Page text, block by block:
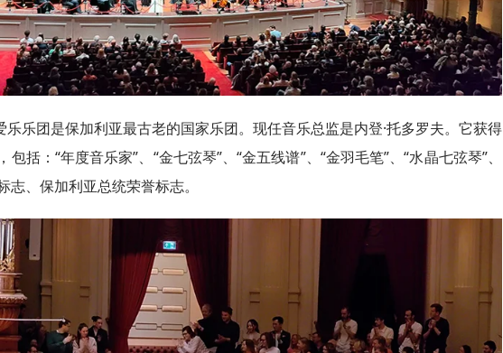
乐乐团是保加利亚最古老的国家乐团。现任音乐总监是内登·托多罗夫。它获得
包括：“年度音乐家”、“金七弦琴”、“金五线谱”、“金羽毛笔”、“水晶七弦琴”、
志、保加利亚总统荣誉标志。